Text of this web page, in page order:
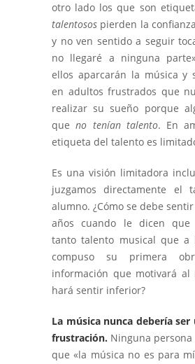
otro lado los que son
talentosos pierden la
y no ven sentido a seguir
no llegaré a ninguna
ellos aparcarán la música y
en adultos frustrados que
realizar su sueño porque
queno tenían talento. En
etiqueta del talento es
Es una visión limitadora
juzgamos directamente el
alumno. ¿Cómo se debe
años cuando le dicen que
tanto talento musical que a
compuso su primera
información que motivará
hará sentir inferior?
La música nunca debería
frustración. Ninguna
que «la música no es para